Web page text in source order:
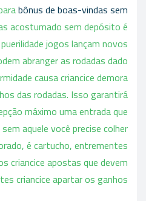
bônus de boas-vindas sem
acostumado sem depósito é
jogos lançam novos
abranger as rodadas dado
causa criancice demora
das rodadas. Isso garantirá
máximo uma entrada que
aquele você precise colher
é cartucho, entrementes
criancice apostas que devem
criancice apartar os ganhos.